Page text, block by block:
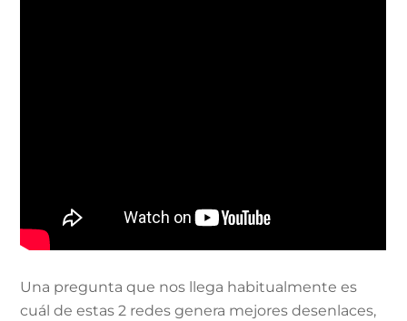
Una pregunta que nos llega habitualmente es
cuál de estas 2 redes genera mejores desenlaces,